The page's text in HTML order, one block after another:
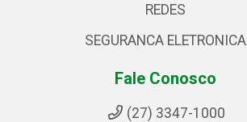
REDES
SEGURANCA ELETRONICA
Fale Conosco
(27) 3347-1000